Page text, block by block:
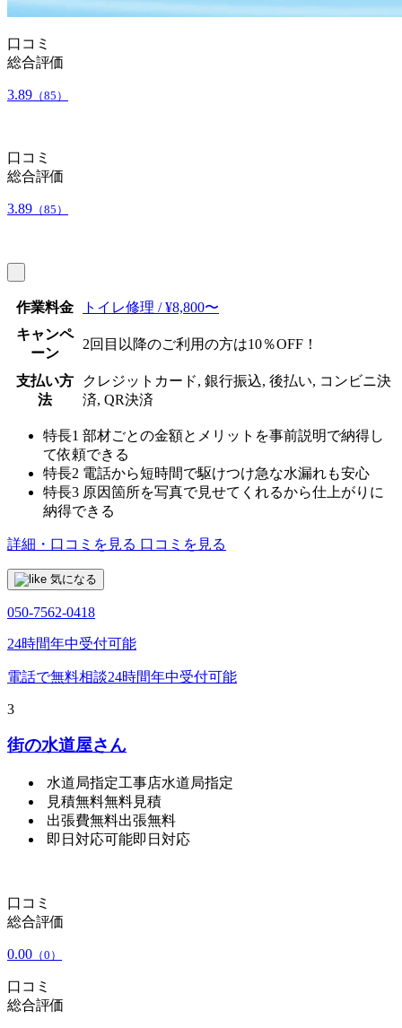
口コミ
総合評価
3.89 （85）
口コミ
総合評価
3.89 （85）
作業料金
トイレ修理 / ¥8,800〜
キャンペ
ーン
2回目以降のご利用の方は10％OFF！
支払い方
法
クレジットカード, 銀行振込, 後払い, コンビニ決
済, QR決済
特長1 部材ごとの金額とメリットを事前説明で納得し
て依頼できる
特長2 電話から短時間で駆けつけ急な水漏れも安心
特長3 原因箇所を写真で見せてくれるから仕上がりに
納得できる
詳細・口コミを見る 口コミを見る
気になる
050-7562-0418
24時間年中受付可能
電話で無料相談24時間年中受付可能
3
街の水道屋さん
水道局指定工事店水道局指定
見積無料無料見積
出張費無料出張無料
即日対応可能即日対応
口コミ
総合評価
0.00 （0）
口コミ
総合評価